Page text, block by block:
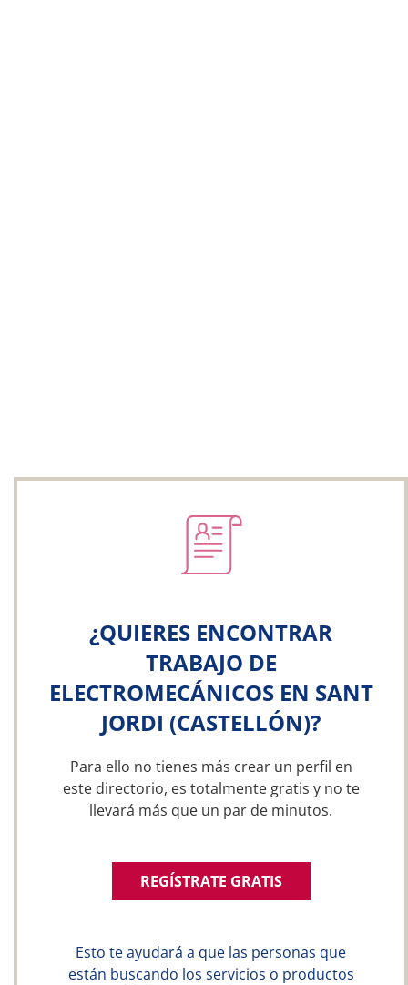
¿QUIERES ENCONTRAR
TRABAJO DE
ELECTROMECÁNICOS EN SANT
JORDI (CASTELLÓN)?
Para ello no tienes más crear un perfil en
este directorio, es totalmente gratis y no te
llevará más que un par de minutos.
REGÍSTRATE GRATIS
Esto te ayudará a que las personas que
están buscando los servicios o productos